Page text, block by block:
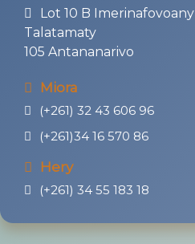
Lot 10 B Imerinafovoany
Talatamaty
105 Antananarivo
Miora
(+261) 32 43 606 96
(+261)34 16 570 86
Hery
(+261) 34 55 183 18